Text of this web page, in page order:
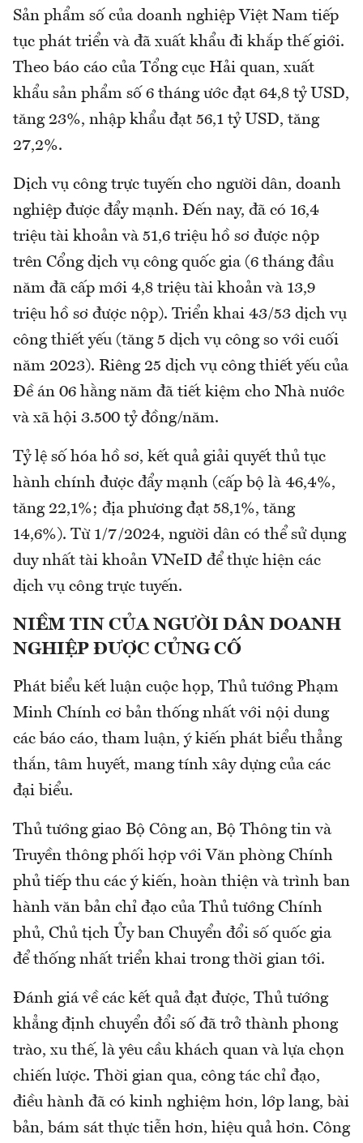
Sản phẩm số của doanh nghiệp Việt Nam tiếp
tục phát triển và đã xuất khẩu đi khắp thế giới.
Theo báo cáo của Tổng cục Hải quan, xuất
khẩu sản phẩm số 6 tháng ước đạt 64,8 tỷ USD,
tăng 23%, nhập khẩu đạt 56,1 tỷ USD, tăng
27,2%.
Dịch vụ công trực tuyến cho người dân, doanh
nghiệp được đẩy mạnh. Đến nay, đã có 16,4
triệu tài khoản và 51,6 triệu hồ sơ được nộp
trên Cổng dịch vụ công quốc gia (6 tháng đầu
năm đã cấp mới 4,8 triệu tài khoản và 13,9
triệu hồ sơ được nộp). Triển khai 43/53 dịch vụ
công thiết yếu (tăng 5 dịch vụ công so với cuối
năm 2023). Riêng 25 dịch vụ công thiết yếu của
Đề án 06 hằng năm đã tiết kiệm cho Nhà nước
và xã hội 3.500 tỷ đồng/năm.
Tỷ lệ số hóa hồ sơ, kết quả giải quyết thủ tục
hành chính được đẩy mạnh (cấp bộ là 46,4%,
tăng 22,1%; địa phương đạt 58,1%, tăng
14,6%). Từ 1/7/2024, người dân có thể sử dụng
duy nhất tài khoản VNeID để thực hiện các
dịch vụ công trực tuyến.
NIỀM TIN CỦA NGƯỜI DÂN DOANH
NGHIỆP ĐƯỢC CỦNG CỐ
Phát biểu kết luận cuộc họp, Thủ tướng Phạm
Minh Chính cơ bản thống nhất với nội dung
các báo cáo, tham luận, ý kiến phát biểu thẳng
thắn, tâm huyết, mang tính xây dựng của các
đại biểu.
Thủ tướng giao Bộ Công an, Bộ Thông tin và
Truyền thông phối hợp với Văn phòng Chính
phủ tiếp thu các ý kiến, hoàn thiện và trình ban
hành văn bản chỉ đạo của Thủ tướng Chính
phủ, Chủ tịch Ủy ban Chuyển đổi số quốc gia
để thống nhất triển khai trong thời gian tới.
Đánh giá về các kết quả đạt được, Thủ tướng
khẳng định chuyển đổi số đã trở thành phong
trào, xu thế, là yêu cầu khách quan và lựa chọn
chiến lược. Thời gian qua, công tác chỉ đạo,
điều hành đã có kinh nghiệm hơn, lớp lang, bài
bản, bám sát thực tiễn hơn, hiệu quả hơn. Công